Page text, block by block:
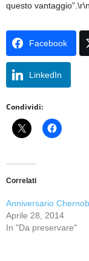
questo
Facebook
LinkedIn
Condividi:
Correlati
Anniversario
Aprile 28, 2014
In "Da preservare"